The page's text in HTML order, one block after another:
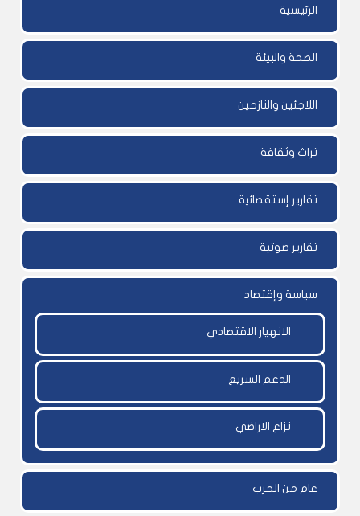
الرئيسية
الصحة والبيئة
اللاجئين والنازحين
تراث وثقافة
تقارير إستقصائية
تقارير صوتية
سياسة وإقتصاد
الانهيار الاقتصادي
الدعم السريع
نزاع الاراضي
عام من الحرب